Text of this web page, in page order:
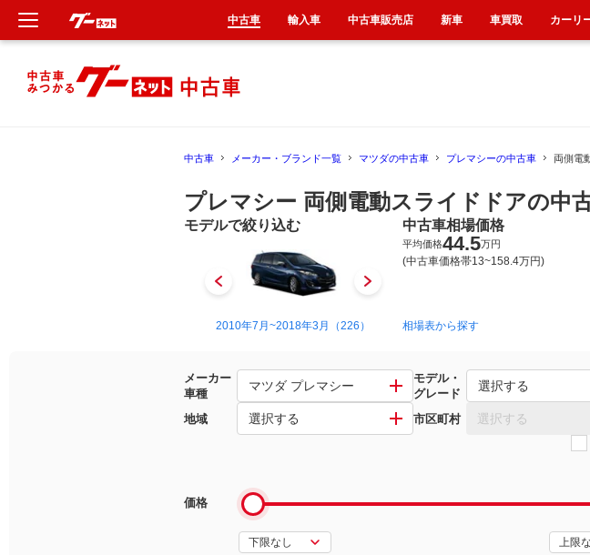
中古車 メーカー・ブランド一覧 マツダの中古車 プレマシーの中古車 両側電
プレマシー 両側電動スライドドアの中
モデルで絞り込む
2010年7月~2018年3月（226） 2005年2月~2010年7月（20）
中古車相場価格
平均価格44.5万円
(中古車価格帯13~158.4万円)
相場表から探す
メーカー
車種
マツダ プレマシー
モデル・
グレード
選択する
地域 選択する 市区町村 選択する
価格
中古車 輸入車 中古車販売店 新車 車買取 カーリ
新車